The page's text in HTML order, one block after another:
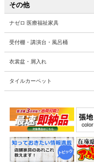
その他
ナゼロ 医療福祉家具
受付棚・講演台・風呂桶
衣裳盆・屑入れ
タイルカーペット